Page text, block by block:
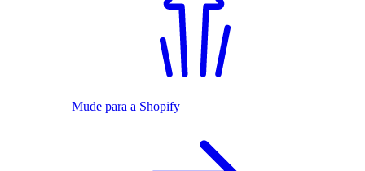
Mude para a Shopify